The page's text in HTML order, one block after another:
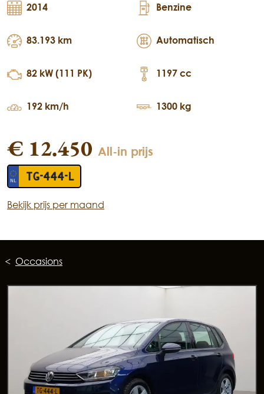
2014
83.193 km
82 kW (111 PK)
192 km/h
Benzine
Automatisch
1197 cc
1300 kg
€ 12.450 All-in prijs
TG-444-L
Bekijk prijs per maand
Occasions